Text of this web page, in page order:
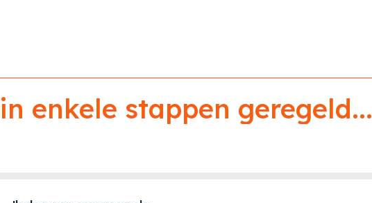
enkele stappen geregeld...